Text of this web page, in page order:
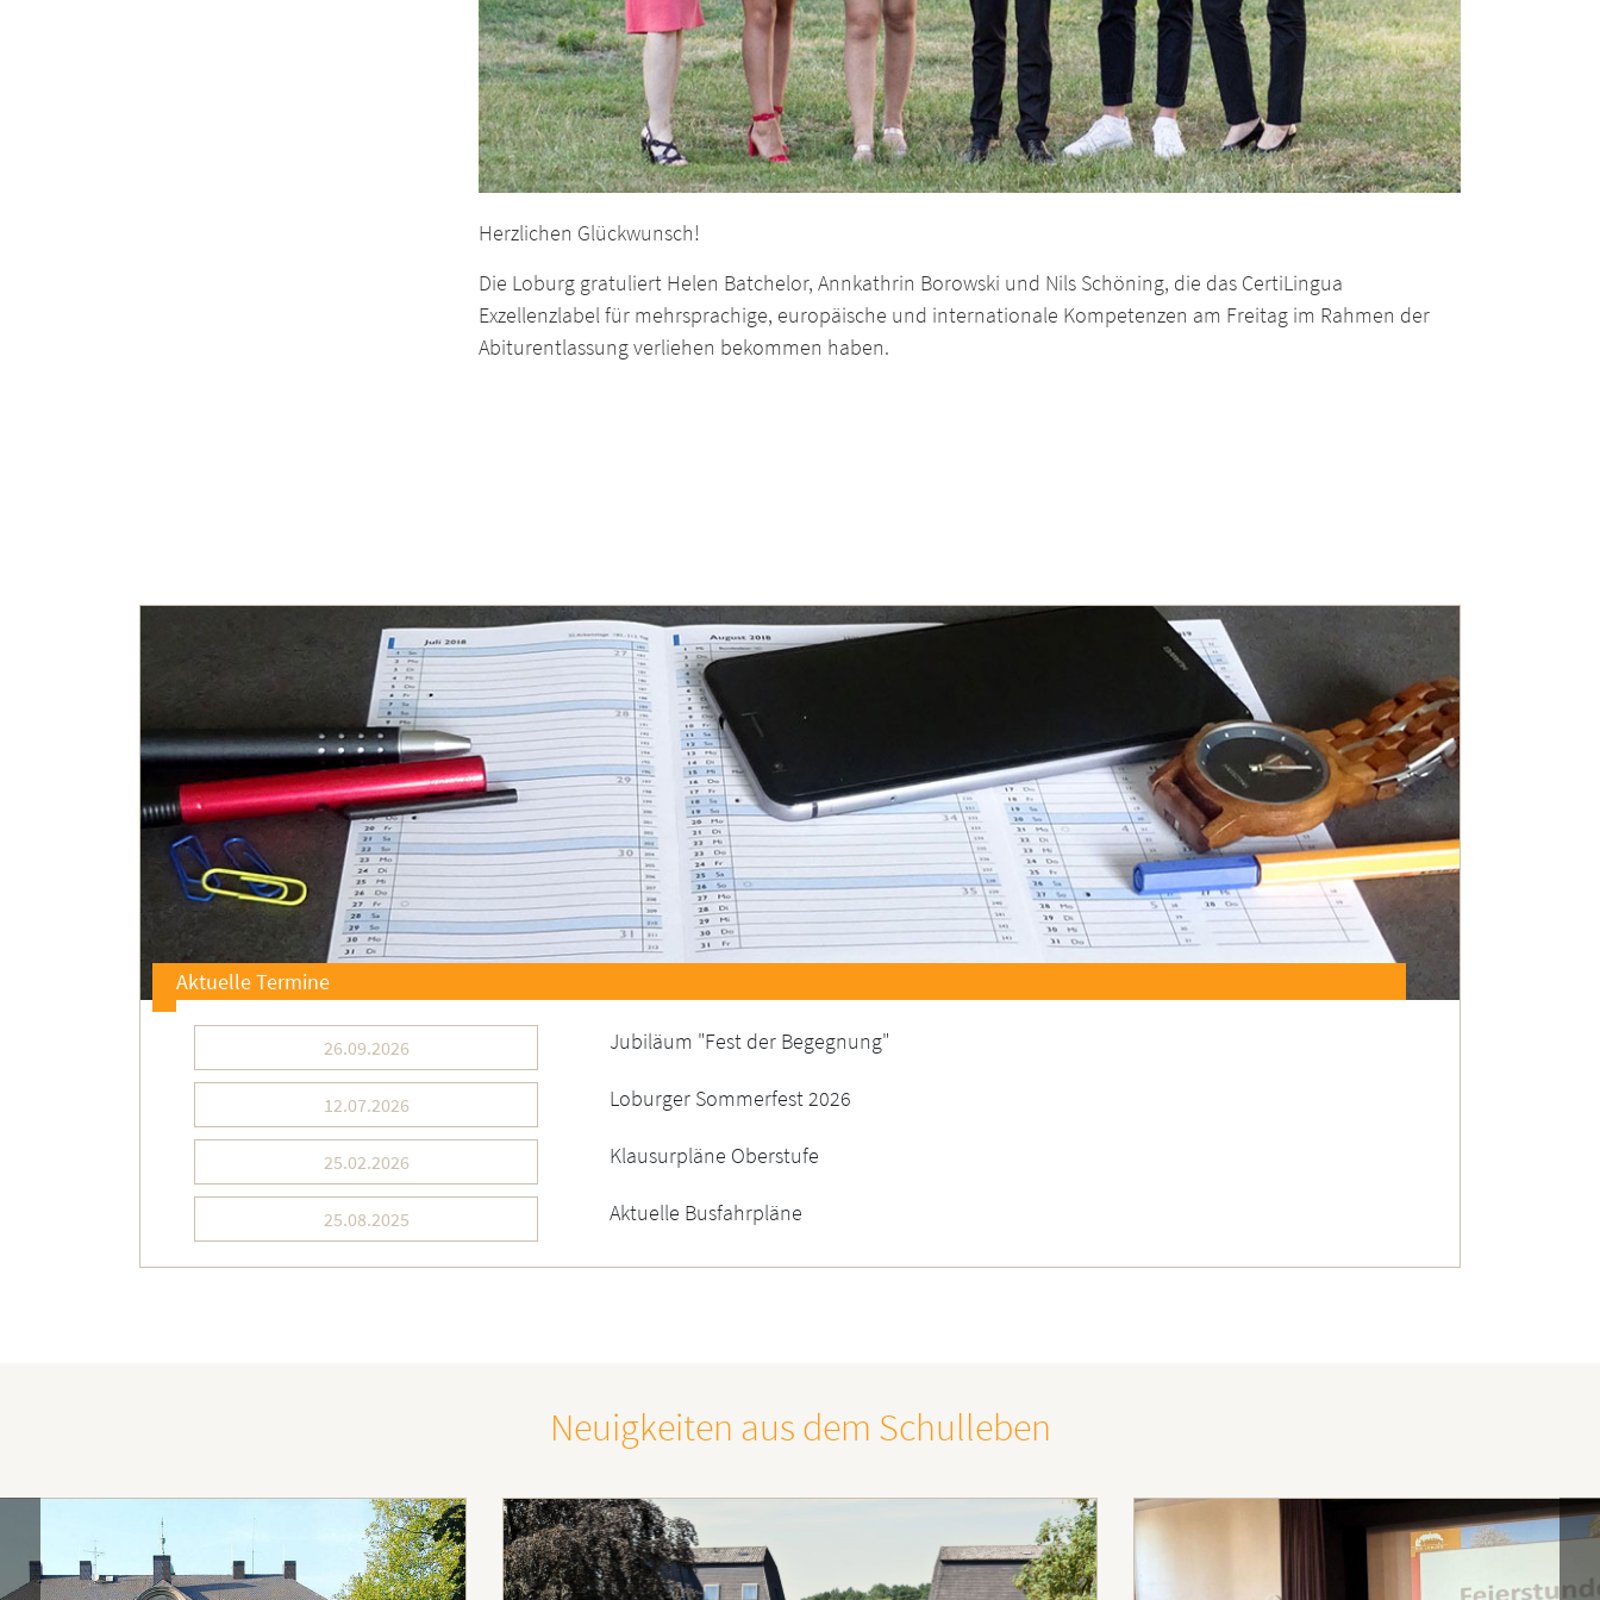
Herzlichen Glückwunsch!
Die Loburg gratuliert Helen Batchelor, Annkathrin Borowski und Nils Schöning, die das CertiLingua
Exzellenzlabel für mehrsprachige, europäische und internationale Kompetenzen am Freitag im Rahmen der
Abiturentlassung verliehen bekommen haben.
Aktuelle Termine
26.09.2026 Jubiläum "Fest der Begegnung"
12.07.2026 Loburger Sommerfest 2026
25.02.2026 Klausurpläne Oberstufe
25.08.2025 Aktuelle Busfahrpläne
Neuigkeiten aus dem Schulleben